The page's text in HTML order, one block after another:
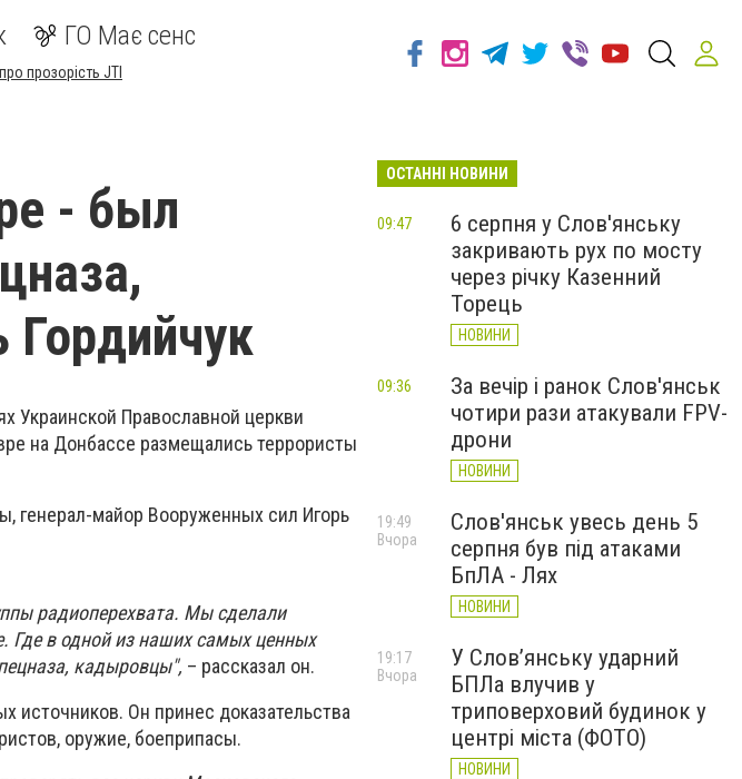
ГО Має сенс
прозорість JTI
- был
Украинской Православной церкви
на Донбассе размещались террористы
генерал-майор Вооруженных сил Игорь
радиоперехвата. Мы сделали
Где в одной из наших самых ценных
кадыровцы", – рассказал он.
источников. Он принес доказательства
оружие, боеприпасы.
ОСТАННІ НОВИНИ
6 серпня у Слов'янську
закривають рух по мосту
через річку Казенний
Торець
НОВИНИ
09:47
За вечір і ранок Слов'янськ
чотири рази атакували FPV-
дрони
НОВИНИ
09:36
Слов'янськ увесь день 5
серпня був під атаками
БпЛА - Лях
НОВИНИ
19:49
Вчора
У Слов’янську ударний
БПЛа влучив у
триповерховий будинок у
центрі міста (ФОТО)
НОВИНИ
19:17
Вчора